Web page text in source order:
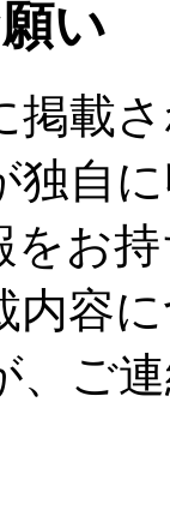
い
掲載
独自
をお
内容
、ご